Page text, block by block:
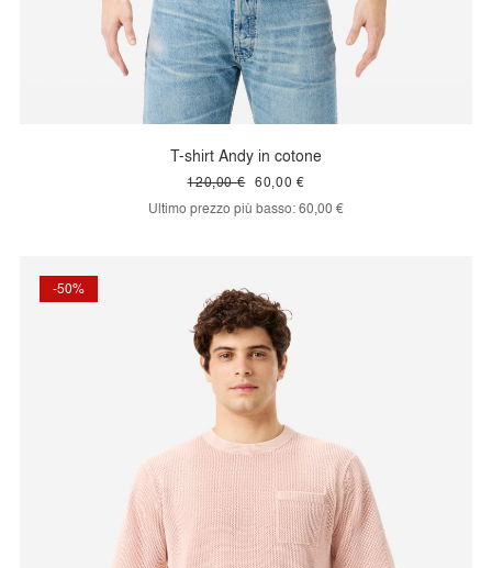
T-shirt Andy in cotone
60,00 €
120,00 €
Ultimo prezzo più basso:60,00 €
-50%